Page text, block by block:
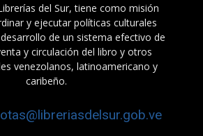
del Sur, tiene como misión
y ejecutar políticas culturales
de un sistema efectivo de
y circulación del libro y otros
venezolanos, latinoamericano y
caribeño.